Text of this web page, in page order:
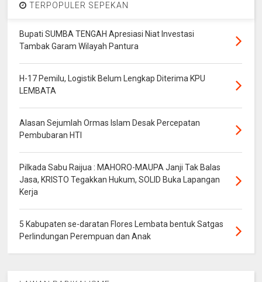
TERPOPULER SEPEKAN
Bupati SUMBA TENGAH Apresiasi Niat Investasi
Tambak Garam Wilayah Pantura
H-17 Pemilu, Logistik Belum Lengkap Diterima KPU
LEMBATA
Alasan Sejumlah Ormas Islam Desak Percepatan
Pembubaran HTI
Pilkada Sabu Raijua : MAHORO-MAUPA Janji Tak Balas
Jasa, KRISTO Tegakkan Hukum, SOLID Buka Lapangan
Kerja
5 Kabupaten se-daratan Flores Lembata bentuk Satgas
Perlindungan Perempuan dan Anak